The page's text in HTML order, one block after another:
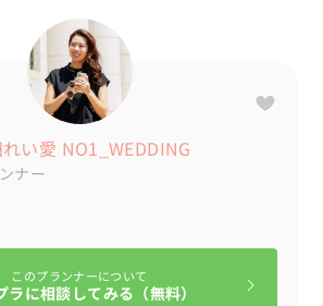
オリジナリティーを発揮！
最初にダミーとしてご友人をお呼び出
、そうじゃない』のBGMと共に、その
んでいただき、最終的にはご両親と中
に、会場内は爆笑の渦へ🤣
なスクリーンでエンドロールを上映し
い愛 NO1_WEDDING
ナー
このプランナーについて
ラに相談してみる（無料）